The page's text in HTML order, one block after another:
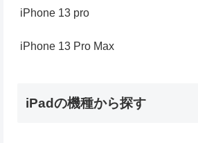
iPhone 13 pro
iPhone 13 Pro Max
iPadの機種から探す